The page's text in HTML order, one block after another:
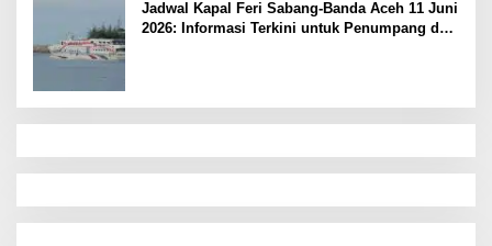
Jadwal Kapal Feri Sabang-Banda Aceh 11 Juni
2026: Informasi Terkini untuk Penumpang dan